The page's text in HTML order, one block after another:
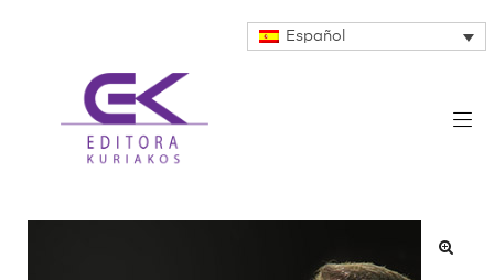
Español